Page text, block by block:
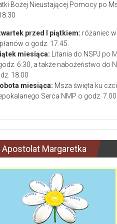
Bożej Nieustającej Pomocy po
przed I piątkiem: różaniec
o godz. 17.45.
miesiąca: Litania do NSPJ po
6:30, a także nabożeństwo do
18.00
miesiąca: Msza święta ku czci
Serca NMP o godz. 7.00
Apostolat Margaretka